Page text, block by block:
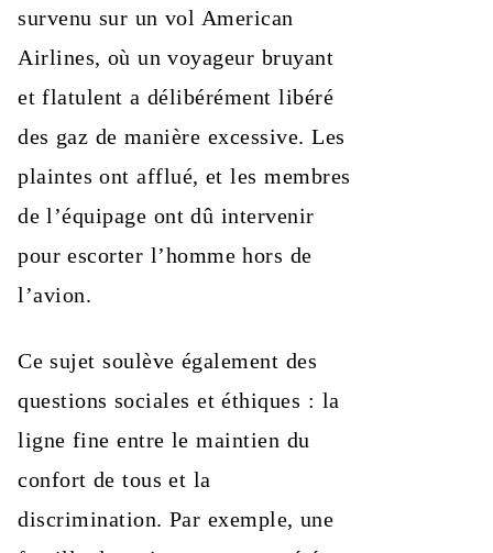
survenu sur un vol American
Airlines, où un voyageur bruyant
et flatulent a délibérément libéré
des gaz de manière excessive. Les
plaintes ont afflué, et les membres
de l’équipage ont dû intervenir
pour escorter l’homme hors de
l’avion.
Ce sujet soulève également des
questions sociales et éthiques : la
ligne fine entre le maintien du
confort de tous et la
discrimination. Par exemple, une